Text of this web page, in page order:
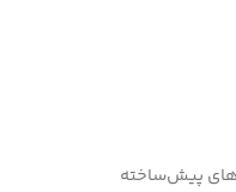
پیش‌ساخته